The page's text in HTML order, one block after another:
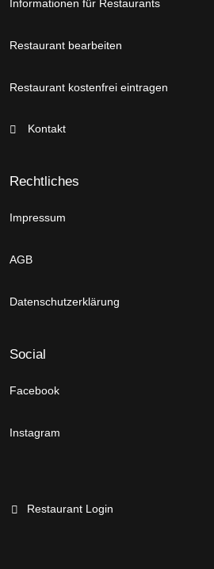
Informationen für Restaurants
Restaurant bearbeiten
Restaurant kostenfrei eintragen
Kontakt
Rechtliches
Impressum
AGB
Datenschutzerklärung
Social
Facebook
Instagram
Restaurant Login